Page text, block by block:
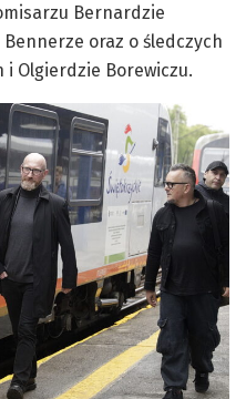
Bernardzie
oraz o śledczych
i Olgierdzie Borewiczu.